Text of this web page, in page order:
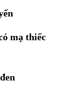
mạ thiếc